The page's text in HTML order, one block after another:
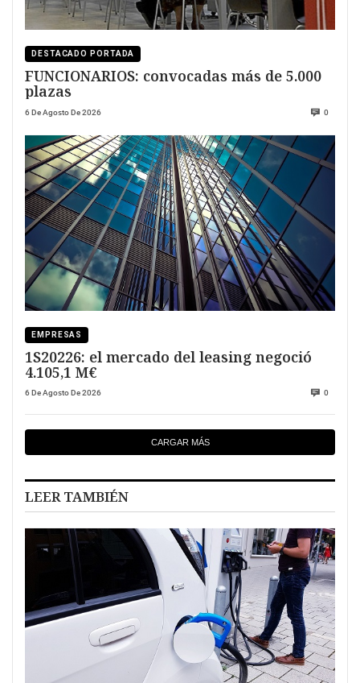
DESTACADO PORTADA
FUNCIONARIOS: convocadas más de 5.000
plazas
6 De Agosto De 2026 0
EMPRESAS
1S20226: el mercado del leasing negoció
4.105,1 M€
6 De Agosto De 2026 0
CARGAR MÁS
LEER TAMBIÉN